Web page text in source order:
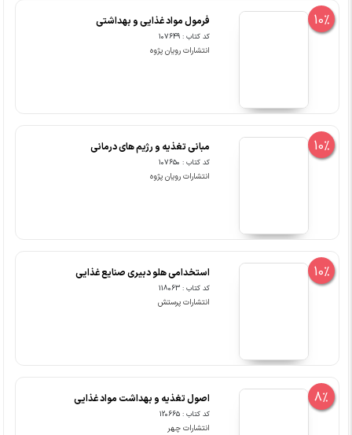
10% فرمول مواد غذایی و بهداشتی
کد کتاب : 107649
انتشارات رویان پژوه
10% مبانی تغذیه و رژیم های درمانی
کد کتاب : 107650
انتشارات رویان پژوه
10% استخدامی هلو دبیری صنایع غذایی
کد کتاب : 118063
انتشارات پرستش
8% اصول تغذیه و بهداشت مواد غذایی
کد کتاب : 120665
انتشارات چهر